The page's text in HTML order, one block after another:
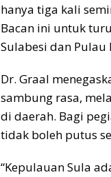
hanya tiga kali
Bacan ini untuk
Sulabesi dan Pulau
Dr. Graal
sambung rasa,
di daerah. Bagi
tidak boleh putus
“Kepulauan Sula